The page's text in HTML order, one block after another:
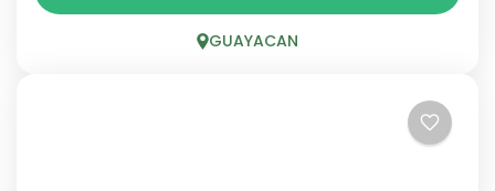
sector Guayacán, Cilantro Restaurant ofrece
cocina con influencias españolas, tapas y
GUAYACAN